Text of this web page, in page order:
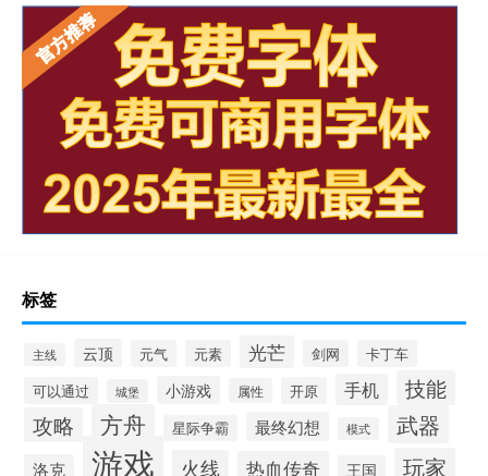
标签
主线 云顶 元气 元素 光芒 剑网
卡丁车
可以通过
城堡 小游戏 属性 开原 手机
技能
攻略
方舟 星际争霸 最终幻想 模式 武器
洛克 游戏 火线 热血传奇 王国 玩家